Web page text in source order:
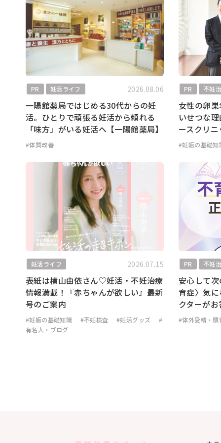
PR 妊活ライフ 2026.08.06
一陽館薬局ではじめる30代からの妊
活。ひとりで頑張る妊活から頼れる
「味方」がいる妊活へ【一陽館薬局】
#体質改善
PR 不妊
女性の卵
いせつな
ースクリ
#妊娠の基礎知
妊活ライフ 2026.07.15
表紙は横山由依さん♡妊活・不妊治療
情報満載！『赤ちゃんが欲しい』最新
号のご案内
#妊娠の基礎知識 #不妊検査 #妊活グッズ
#
有名人・ブログ
PR 不妊
安心して
育症〉気
クターが
#体外受精・顕